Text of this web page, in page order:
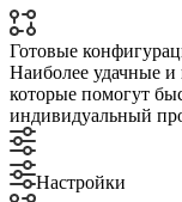
Готовые
Наиболее удачные и
которые помогут
индивидуальный
Настройки